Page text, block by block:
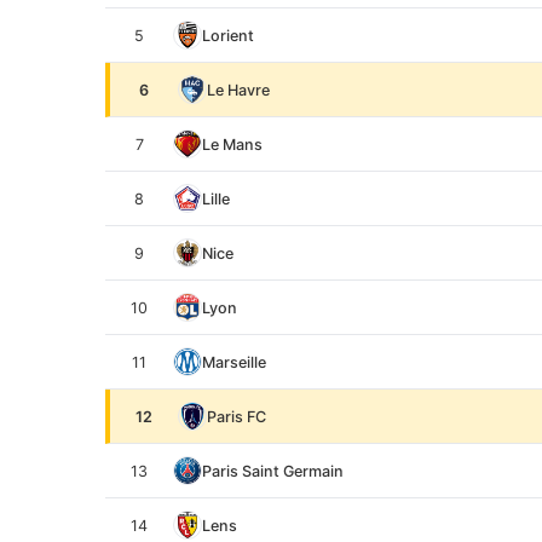
5 Lorient
6 Le Havre
7 Le Mans
8 Lille
9 Nice
10 Lyon
11 Marseille
12 Paris FC
13 Paris Saint Germain
14 Lens